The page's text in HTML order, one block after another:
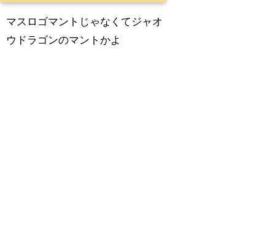
マスロゴマントじゃなくてジャオ
ウドラゴンのマントかよ